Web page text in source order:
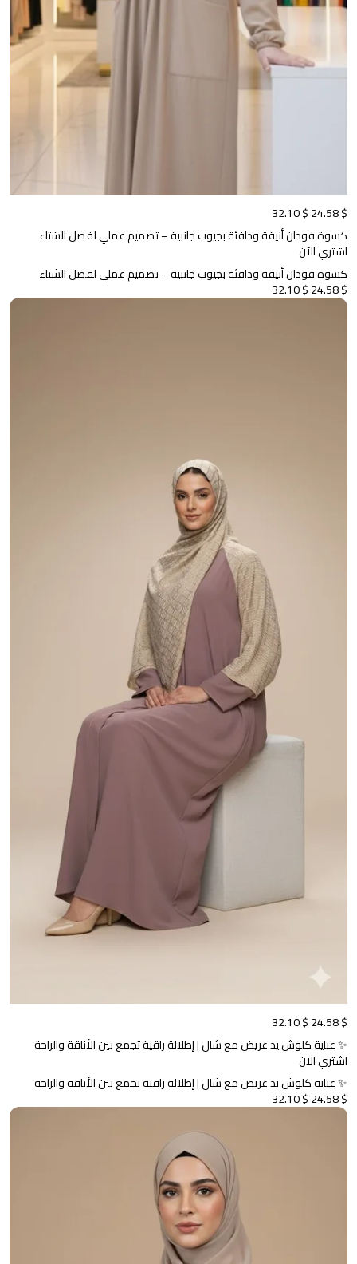
$ 24.58
$ 32.10
كسوة فودان أنيقة ودافئة بجيوب جانبية – تصميم عملي لفصل الشتاء
اشتري الآن
كسوة فودان أنيقة ودافئة بجيوب جانبية – تصميم عملي لفصل الشتاء
$ 24.58
$ 32.10
$ 24.58
$ 32.10
✨ عباية كلوش يد عريض مع شال | إطلالة راقية تجمع بين الأناقة والراحة
اشتري الآن
✨ عباية كلوش يد عريض مع شال | إطلالة راقية تجمع بين الأناقة والراحة
$ 24.58
$ 32.10